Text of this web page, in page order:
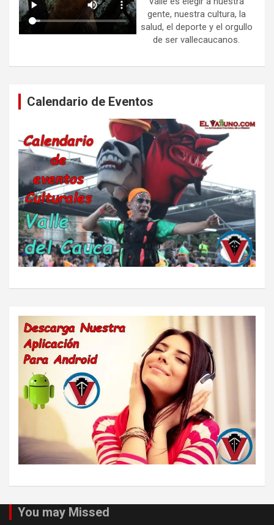
gente, nuestra cultura, la
salud, el deporte y el orgullo
de ser vallecaucanos.
Calendario de Eventos
You may Missed